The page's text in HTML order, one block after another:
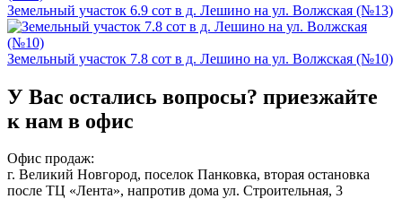
Земельный участок 6.9 сот в д. Лешино на ул. Волжская (№13)
Земельный участок 7.8 сот в д. Лешино на ул. Волжская (№10)
У Вас остались вопросы? приезжайте
к нам в офис
Офис продаж:
г. Великий Новгород, поселок Панковка, вторая остановка
после ТЦ «Лента», напротив дома ул. Строительная, 3